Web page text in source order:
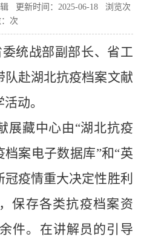
更新时间：2025-06-18 浏览次
次
委统战部副部长、省工
队赴湖北抗疫档案文献
活动。
展藏中心由“湖北抗疫
档案电子数据库”和“英
冠疫情重大决定性胜利
保存各类抗疫档案资
件。 在讲解员的引导